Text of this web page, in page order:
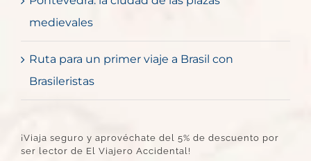
medievales
Ruta para un primer viaje a Brasil con
Brasileristas
¡Viaja seguro y aprovéchate del 5% de descuento por
ser lector de El Viajero Accidental!